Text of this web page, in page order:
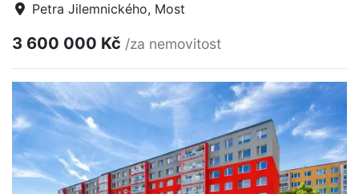
Petra Jilemnického, Most
3 600 000 Kč /za nemovitost